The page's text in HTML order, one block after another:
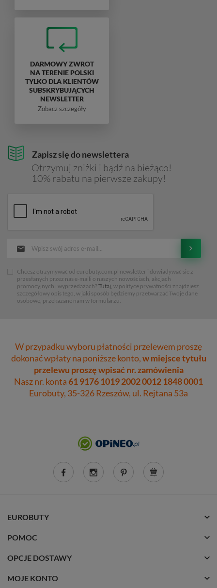
Zapisz się do newslettera
Otrzymuj zniżki i bądź na bieżąco!
10% rabatu na pierwsze zakupy!
Chcesz otrzymywać od eurobuty.com.pl newsletter i dowiadywać sie z
przesłanych przez nas e-maili o naszych nowościach, akcjach
promocyjnych i wyprzedażach? Tutaj, w polityce prywatności znajdziesz
szczegółowy opis tego, w jaki sposób będziemy przetwarzać Twoje dane
osobowe, przekazane nam w formularzu.
DARMOWY ZWROT
NA TERENIE POLSKI
TYLKO DLA KLIENTÓW
SUBSKRYBUJĄCYCH
NEWSLETTER
Zobacz szczegóły
W przypadku wyboru płatności przelewem proszę
dokonać wpłaty na poniższe konto,w miejsce tytułu
przelewu proszę wpisać nr. zamówienia
Nasz nr. konta61 9176 1019 2002 0012 1848 0001
Eurobuty, 35-326 Rzeszów, ul. Rejtana 53a
EUROBUTY
POMOC
OPCJE DOSTAWY
MOJE KONTO